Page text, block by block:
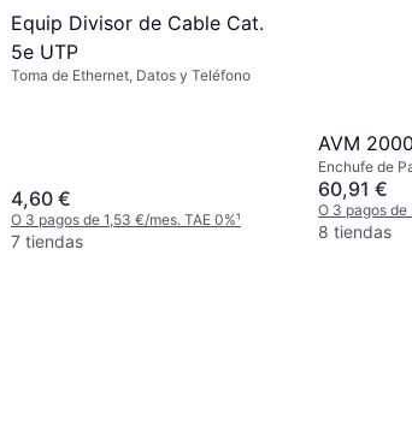
Equip Divisor de Cable Cat.
5e UTP
Toma de Ethernet, Datos y Teléfono
4,60 €
O 3 pagos de 1,53 €/mes. TAE 0%¹
7 tiendas
AVM
Enchufe de
60,91 €
O 3 pagos de
8 tiendas